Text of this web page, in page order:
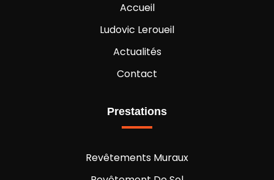
Accueil
Ludovic Leroueil
Actualités
Contact
Prestations
Revêtements Muraux